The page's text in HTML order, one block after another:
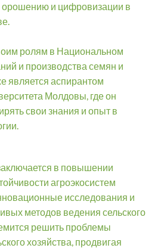
орошению и цифровизации в
ролям в Национальном
и производства семян и
является аспирантом
Молдовы, где он
свои знания и опыт в
в повышении
агроэкосистем
исследования и
методов ведения сельского
решить проблемы
хозяйства, продвигая